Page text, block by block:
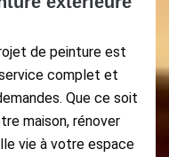
de peinture est
service complet et
Que ce soit
maison, rénover
vie à votre espace